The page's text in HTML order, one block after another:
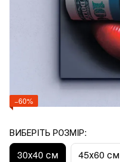
−60%
ВИБЕРІТЬ РОЗМІР:
30х40 см 45х60 см